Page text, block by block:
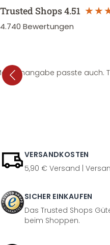
Trusted Shops4.51
4.740 Bewertungen
passte auch.
VERSANDKOSTEN
5,90 € Versand |
SICHER EINKAUFEN
Das Trusted Shops
beim Shoppen.